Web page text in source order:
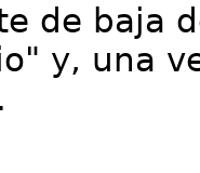
de baja
y, una